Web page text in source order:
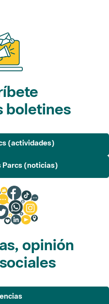
boletines
(actividades)
Parcs (noticias)
opinión